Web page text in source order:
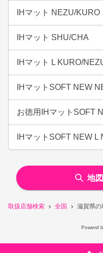
取扱店舗検索 全国 滋賀県の
IHマット NEZU/KURO
IHマット SHU/CHA
IHマット L KURO/
IHマットSOFT NEW
お徳用IHマットSOFT
IHマットSOFT NEW L
地
Powerd